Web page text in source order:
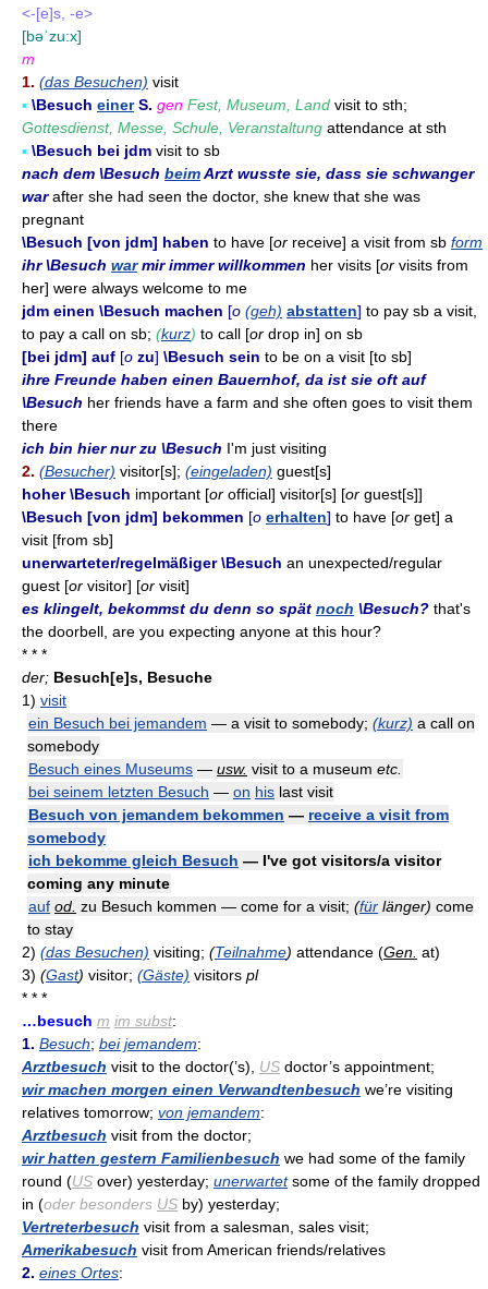
<-[e]s, -e>
[bəˈzu:x]
m
1. (das Besuchen) visit
▪ \Besuch einerS. gen Fest, Museum, Land visit to sth;
Gottesdienst, Messe, Schule, Veranstaltung attendance at sth
▪ \Besuch bei jdm visit to sb
nach dem \Besuch beimArzt wusste sie, dass sie schwanger
warafter she had seen the doctor, she knew that she was
pregnant
\Besuch [von jdm] haben to have [or receive] a visit from sb form
ihr \Besuch warmir immer willkommen her visits [or visits from
her] were always welcome to me
jdm einen \Besuch machen [o (geh) abstatten] to pay sb a visit,
to pay a call on sb; (kurz) to call [or drop in] on sb
[bei jdm] auf [o zu] \Besuch sein to be on a visit [to sb]
ihre Freunde haben einen Bauernhof, da ist sie oft auf
\Besuch her friends have a farm and she often goes to visit them
there
ich bin hier nur zu \Besuch I'm just visiting
2. (Besucher) visitor[s]; (eingeladen) guest[s]
hoher \Besuch important [or official] visitor[s] [or guest[s]]
\Besuch [von jdm] bekommen [o erhalten] to have [or get] a
visit [from sb]
unerwarteter/regelmäßiger \Besuch an unexpected/regular
guest [or visitor] [or visit]
es klingelt, bekommst du denn so spät noch \Besuch? that's
the doorbell, are you expecting anyone at this hour?
* * *
der; Besuch[e]s, Besuche
1) visit
ein Besuch bei jemandem — a visit to somebody; (kurz) a call on
somebody
Besuch eines Museums — usw. visit to a museum etc.
bei seinem letzten Besuch — on his last visit
Besuch von jemandem bekommen — receive a visit from
somebody
ich bekomme gleich Besuch — I've got visitors/a visitor
coming any minute
auf od. zu Besuch kommen — come for a visit; (für länger) come
to stay
2) (das Besuchen) visiting; (Teilnahme) attendance (Gen. at)
3) (Gast) visitor; (Gäste) visitors pl
* * *
…besuch m im subst:
1. Besuch; bei jemandem:
Arztbesuch visit to the doctor(’s), US doctor’s appointment;
wir machen morgen einen Verwandtenbesuch we’re visiting
relatives tomorrow; von jemandem:
Arztbesuch visit from the doctor;
wir hatten gestern Familienbesuch we had some of the family
round (US over) yesterday; unerwartetsome of the family dropped
in (oder besonders US by) yesterday;
Vertreterbesuch visit from a salesman, sales visit;
Amerikabesuch visit from American friends/relatives
2. eines Ortes: